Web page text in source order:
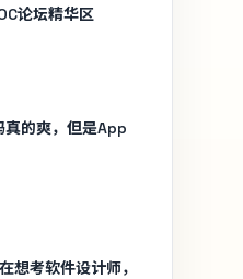
论坛精华区
的爽，但是App
想考软件设计师，